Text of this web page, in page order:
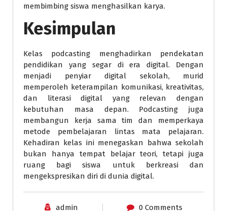
membimbing siswa menghasilkan karya.
Kesimpulan
Kelas podcasting menghadirkan pendekatan
pendidikan yang segar di era digital. Dengan
menjadi penyiar digital sekolah, murid
memperoleh keterampilan komunikasi, kreativitas,
dan literasi digital yang relevan dengan
kebutuhan masa depan. Podcasting juga
membangun kerja sama tim dan memperkaya
metode pembelajaran lintas mata pelajaran.
Kehadiran kelas ini menegaskan bahwa sekolah
bukan hanya tempat belajar teori, tetapi juga
ruang bagi siswa untuk berkreasi dan
mengekspresikan diri di dunia digital.
admin 0 Comments